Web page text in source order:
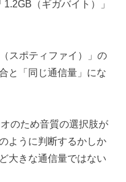
（ギガバイト）」
スポティファイ）」の
と「同じ通信量」にな
のため音質の選択肢が
ように判断するかしか
大きな通信量ではない